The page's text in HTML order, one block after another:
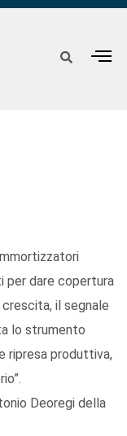
per dare copertura
il segnale
lo strumento
ripresa produttiva,
Deoregi della